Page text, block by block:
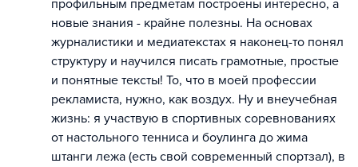
профильным предметам построены интересно, а
новые знания - крайне полезны. На основах
журналистики и медиатекстах я наконец-то понял
структуру и научился писать грамотные, простые
и понятные тексты! То, что в моей профессии
рекламиста, нужно, как воздух. Ну и внеучебная
жизнь: я участвую в спортивных соревнованиях
от настольного тенниса и боулинга до жима
штанги лежа (есть свой современный спортзал), в